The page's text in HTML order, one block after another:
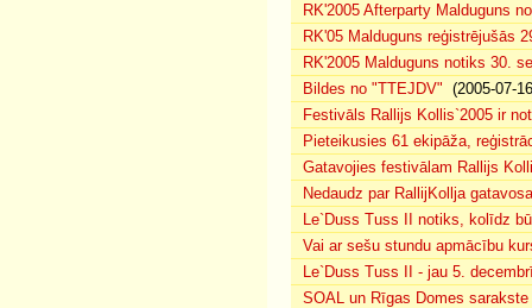
RK'2005 Afterparty Malduguns
RK'05 Malduguns reģistrējušās
RK'2005 Malduguns notiks 30.
Bildes no "TTEJDV" (2005-07-
Festivāls Rallijs Kollis`2005 ir
Pieteikusies 61 ekipāža,
Gatavojies festivālam Rallijs
Nedaudz par RallijKollja
Le`Duss Tuss II notiks, kolīdz
Vai ar sešu stundu apmācību
Le`Duss Tuss II - jau 5.
SOAL un Rīgas Domes